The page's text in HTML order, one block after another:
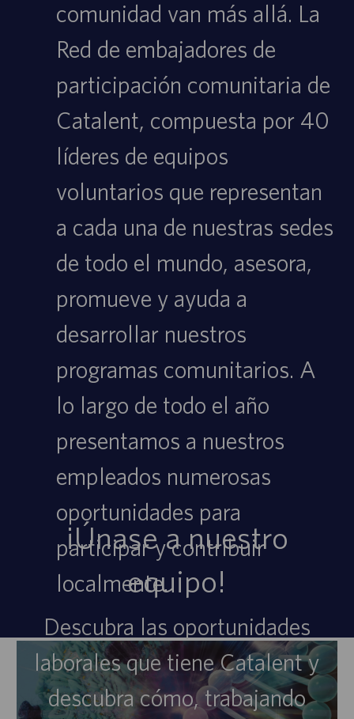
comunidad van más allá. La
Red de embajadores de
participación comunitaria de
Catalent, compuesta por 40
líderes de equipos
voluntarios que representan
a cada una de nuestras sedes
de todo el mundo, asesora,
promueve y ayuda a
desarrollar nuestros
programas comunitarios. A
lo largo de todo el año
presentamos a nuestros
empleados numerosas
oportunidades para
participar y contribuir
localmente.
¡Únase a nuestro
equipo!
Descubra las oportunidades
laborales que tiene Catalent y
descubra cómo, trabajando